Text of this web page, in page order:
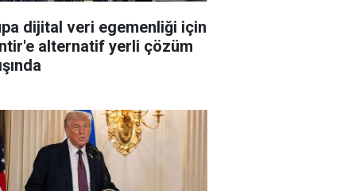
dijital veri egemenliği için
alternatif yerli çözüm